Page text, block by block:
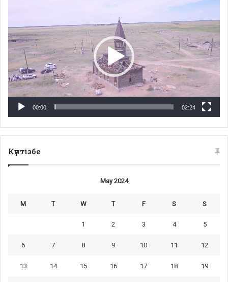
00:00 02:24
Күнтізбе
May 2024
M T W T F S S
1 2 3 4 5
6 7 8 9 10 11 12
13 14 15 16 17 18 19